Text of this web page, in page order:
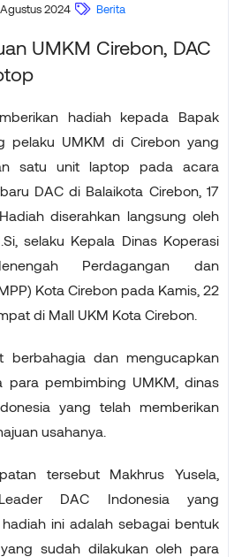
2024 Berita
UMKM Cirebon, DAC
hadiah kepada Bapak
pelaku UMKM di Cirebon yang
satu unit laptop pada acara
DAC di Balaikota Cirebon, 17
diserahkan langsung oleh
selaku Kepala Dinas Koperasi
Perdagangan dan
Kota Cirebon pada Kamis, 22
di Mall UKM Kota Cirebon.
berbahagia dan mengucapkan
para pembimbing UMKM, dinas
yang telah memberikan
usahanya.
tersebut Makhrus Yusela,
DAC Indonesia yang
ini adalah sebagai bentuk
sudah dilakukan oleh para